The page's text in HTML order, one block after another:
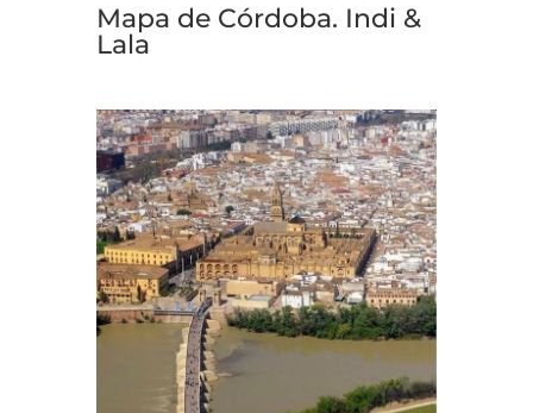
Mapa de Córdoba. Indi &
Lala